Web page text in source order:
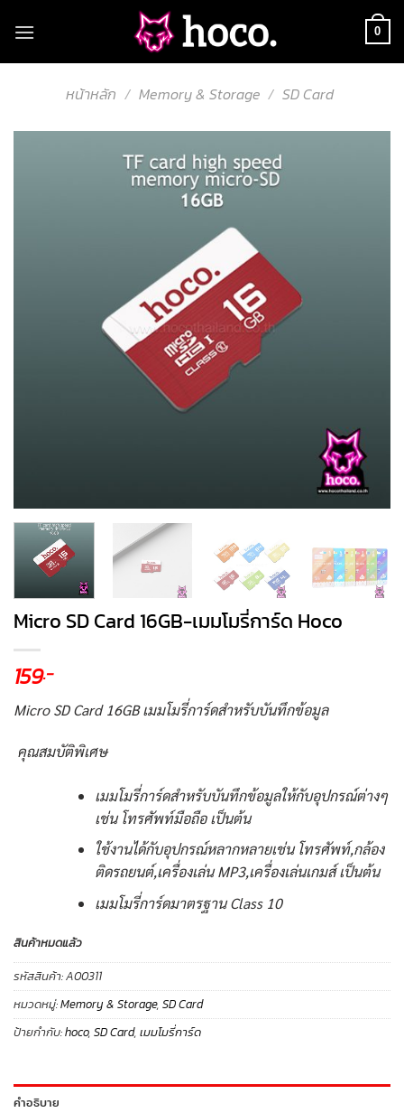
0
หน้าหลัก / Memory & Storage / SD Card
Micro SD Card 16GB-เมมโมรี่การ์ด Hoco
159.-
Micro SD Card 16GB เมมโมรี่การ์ดสำหรับบันทึกข้อมูล
คุณสมบัติพิเศษ
เมมโมรี่การ์ดสำหรับบันทึกข้อมูลให้กับอุปกรณ์ต่างๆ
เช่น โทรศัพท์มือถือ เป็นต้น
ใช้งานได้กับอุปกรณ์หลากหลายเช่น โทรศัพท์,กล้อง
ติดรถยนต์,เครื่องเล่น MP3,เครื่องเล่นเกมส์ เป็นต้น
เมมโมรี่การ์ดมาตรฐาน Class 10
สินค้าหมดแล้ว
รหัสสินค้า:A00311
หมวดหมู่:Memory & Storage, SD Card
ป้ายกำกับ:hoco, SD Card, เมมโมรี่การ์ด
คำอธิบาย